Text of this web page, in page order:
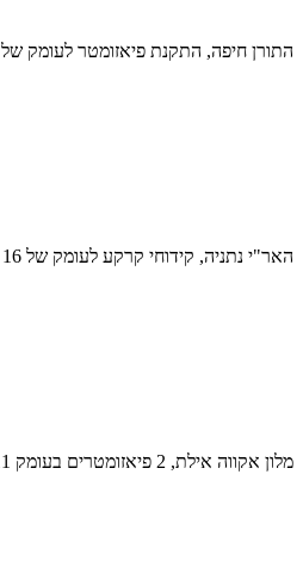
התורן חיפה, התקנת פיאזומטר לעומק של 16 מטר
האר"י נתניה, קידוחי קרקע לעומק של 16 מטר
מלון אקווה אילת, 2 פיאזומטרים בעומק 11 מטר